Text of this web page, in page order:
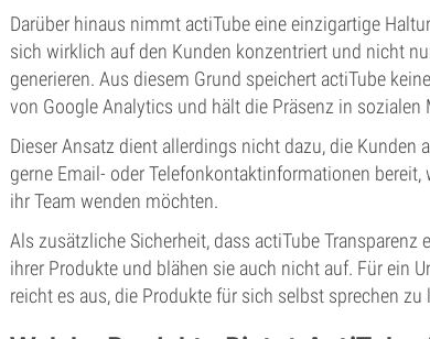
Darüber hinaus nimmt actiTube eine einzigartige
sich wirklich auf den Kunden konzentriert und nicht
generieren. Aus diesem Grund speichert actiTube
von Google Analytics und hält die Präsenz in sozialen
Dieser Ansatz dient allerdings nicht dazu, die Kunden
gerne Email- oder Telefonkontaktinformationen
ihr Team wenden möchten.
Als zusätzliche Sicherheit, dass actiTube
ihrer Produkte und blähen sie auch nicht auf. Für ein
reicht es aus, die Produkte für sich selbst sprechen zu